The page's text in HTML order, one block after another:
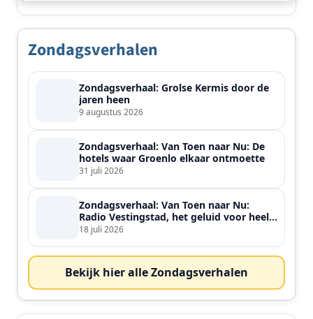
Zondagsverhalen
Zondagsverhaal: Grolse Kermis door de
jaren heen
9 augustus 2026
Zondagsverhaal: Van Toen naar Nu: De
hotels waar Groenlo elkaar ontmoette
31 juli 2026
Zondagsverhaal: Van Toen naar Nu:
Radio Vestingstad, het geluid voor heel
de streek
18 juli 2026
Bekijk hier alle Zondagsverhalen